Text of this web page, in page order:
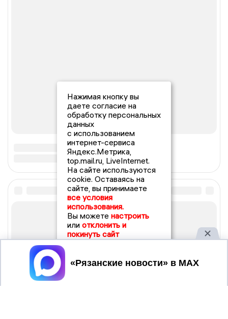
Нажимая кнопку вы
даете согласие на
обработку персональных
данных
с использованием
интернет-сервиса
Яндекс.Метрика,
top.mail.ru, LiveInternet.
На сайте используются
cookie. Оставаясь на
сайте, вы принимаете
все условия
использования.
Вы можете настроить
или отклонить и
покинуть сайт
Принять